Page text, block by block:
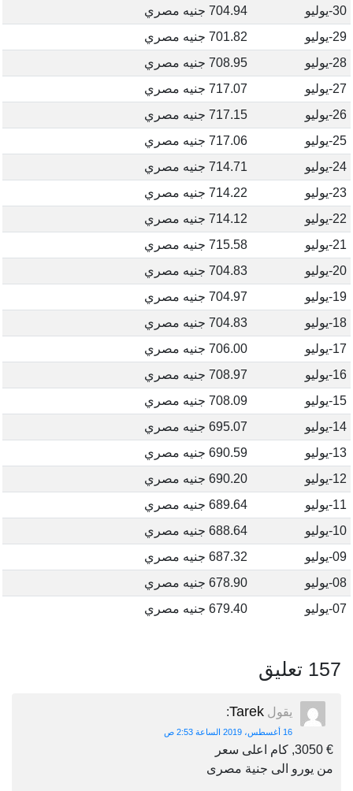
30-يوليو
704.94 جنيه مصري
29-يوليو
701.82 جنيه مصري
28-يوليو
708.95 جنيه مصري
27-يوليو
717.07 جنيه مصري
26-يوليو
717.15 جنيه مصري
25-يوليو
717.06 جنيه مصري
24-يوليو
714.71 جنيه مصري
23-يوليو
714.22 جنيه مصري
22-يوليو
714.12 جنيه مصري
21-يوليو
715.58 جنيه مصري
20-يوليو
704.83 جنيه مصري
19-يوليو
704.97 جنيه مصري
18-يوليو
704.83 جنيه مصري
17-يوليو
706.00 جنيه مصري
16-يوليو
708.97 جنيه مصري
15-يوليو
708.09 جنيه مصري
14-يوليو
695.07 جنيه مصري
13-يوليو
690.59 جنيه مصري
12-يوليو
690.20 جنيه مصري
11-يوليو
689.64 جنيه مصري
10-يوليو
688.64 جنيه مصري
09-يوليو
687.32 جنيه مصري
08-يوليو
678.90 جنيه مصري
07-يوليو
679.40 جنيه مصري
157 تعليق
يقول Tarek
:
16 أغسطس، 2019 الساعة 2:53 ص
€ 3050, كام اعلى سعر
من يورو الى جنية مصرى